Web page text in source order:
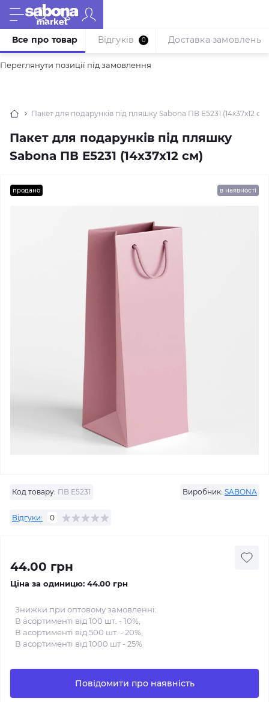
Переглянути позиції під замовлення
Пакет для подарунків під пляшку Sabona ПВ Е5231 (14x37x12 см)
Пакет для подарунків під пляшку
Sabona ПВ Е5231 (14x37x12 см)
Все про товар Відгуків 0 Доставка замовлень
продано в наявності
Код товару: ПВ Е5231 Виробник: SABONA
Відгуки: 0
44.00 грн
Ціна за одиницю: 44.00 грн
Знижки при оптовому замовленні:
В асортименті від 100 шт. - 10%,
В асортименті від 500 шт. - 20%,
В асортименті від 1000 шт - 25%
Повідомити про наявність